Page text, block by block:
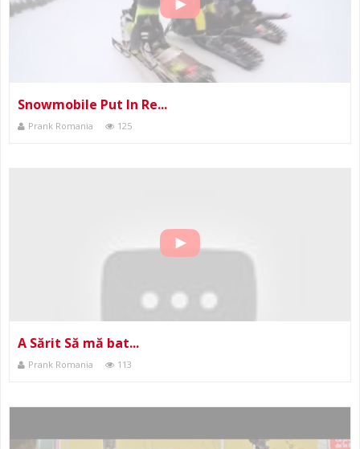
Snowmobile Put In Re...
Prank Romania 125
A Sărit Să mă bat...
Prank Romania 113